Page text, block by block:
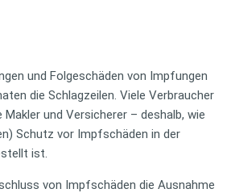
und Folgeschäden von Impfungen
die Schlagzeilen. Viele Verbraucher
und Versicherer – deshalb, wie
Schutz vor Impfschäden in der
ist.
von Impfschäden die Ausnahme